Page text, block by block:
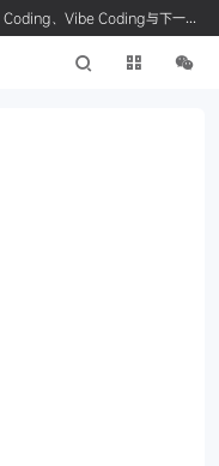
Coding、Vibe Coding与下一代